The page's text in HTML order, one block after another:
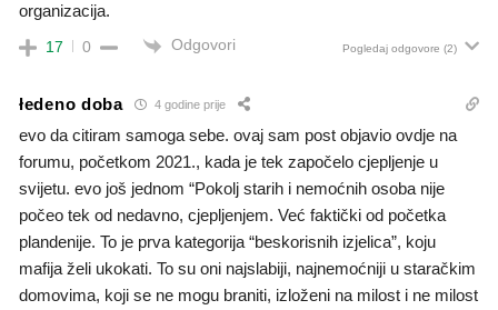
organizacija.
17 0 Odgovori Pogledaj odgovore (2)
łedeno doba 4 godine prije
evo da citiram samoga sebe. ovaj sam post objavio ovdje na
forumu, početkom 2021., kada je tek započelo cjepljenje u
svijetu. evo još jednom “Pokolj starih i nemoćnih osoba nije
počeo tek od nedavno, cjepljenjem. Već faktički od početka
plandenije. To je prva kategorija “beskorisnih izjelica”, koju
mafija želi ukokati. To su oni najslabiji, najnemoćniji u staračkim
domovima, koji se ne mogu braniti, izloženi na milost i ne milost